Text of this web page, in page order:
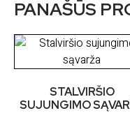
PANAŠŪS
STALVIRŠIO
SUJUNGIMO